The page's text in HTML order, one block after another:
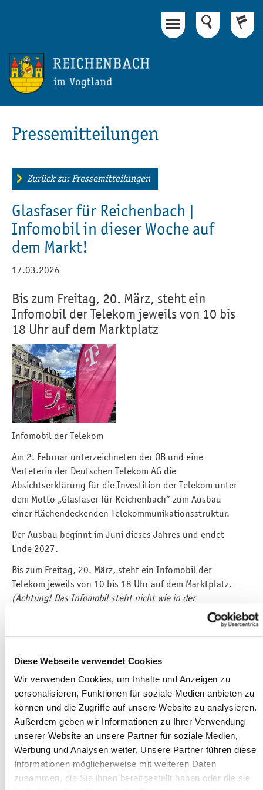
Diese Webseite verwendet Cookies
Wir verwenden Cookies, um Inhalte und Anzeigen zu
personalisieren, Funktionen für soziale Medien anbieten zu
können und die Zugriffe auf unsere Website zu analysieren.
Außerdem geben wir Informationen zu Ihrer Verwendung
unserer Website an unsere Partner für soziale Medien,
Werbung und Analysen weiter. Unsere Partner führen diese
Informationen möglicherweise mit weiteren Daten
zusammen, die Sie ihnen bereitgestellt haben oder die sie
Pressemitteilungen
Zurück zu: Pressemitteilungen
Glasfaser für Reichenbach |
Infomobil in dieser Woche auf
dem Markt!
17.03.2026
Bis zum Freitag, 20. März, steht ein
Infomobil der Telekom jeweils von 10 bis
18 Uhr auf dem Marktplatz
Infomobil der Telekom
Am 2. Februar unterzeichneten der OB und eine
Verteterin der Deutschen Telekom AG die
Absichtserklärung für die Investition der Telekom unter
dem Motto „Glasfaser für Reichenbach“ zum Ausbau
einer flächendeckenden Telekommunikationsstruktur.
Der Ausbau beginnt im Juni dieses Jahres und endet
Ende 2027.
Bis zum Freitag, 20. März, steht ein Infomobil der
Telekom jeweils von 10 bis 18 Uhr auf dem Marktplatz.
(Achtung! Das Infomobil steht nicht wie in der
Pressemitteilung der Telekom auf dem Solbrigplatz
West sowie der Bereich Marienstraße bis zur Peter-Paul-
Kirche auf dem Kirchplatz.
In den letzten Jahren wurden mehrere Gebiete in der
Stadt ausgebaut um flächendeckend mind. 50 Mbit/sec
zu erreichen.
Die jetzige Glasfasererschließung erfolgt im
Eigenausbau der Telekom und umfasst einen ersten
Abschnitt. Weitere Stadtgebiete werden nach Abschluss
des ersten Abschnittes voraussichtlich ab 2028